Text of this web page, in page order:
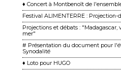
♦ Concert à Montbenoît de
Festival ALIMENTERRE :
Projections et débats : "Madagascar,
mer"
# Présentation du document pour
Synodalité
♦ Loto pour HUGO